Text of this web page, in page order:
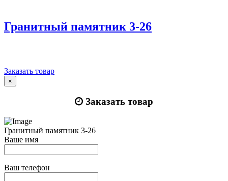
Гранитный памятник 3-26
Заказать товар
×
Заказать товар
Гранитный памятник 3-26
Ваше имя
Ваш телефон